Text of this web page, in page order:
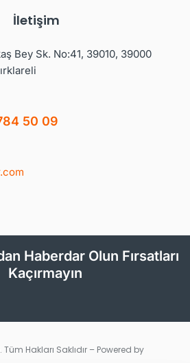
İletişim
Bey Sk. No:41, 39010, 39000
50 09
Haberdar Olun Fırsatları
Kaçırmayın
Hakları Saklıdır – Powered by